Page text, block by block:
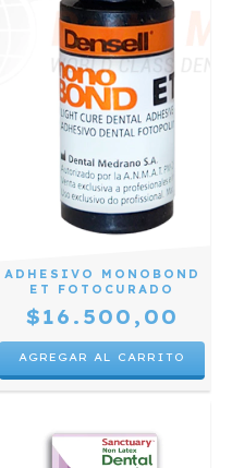
ADHESIVO MONOBOND
ET FOTOCURADO
$16.500,00